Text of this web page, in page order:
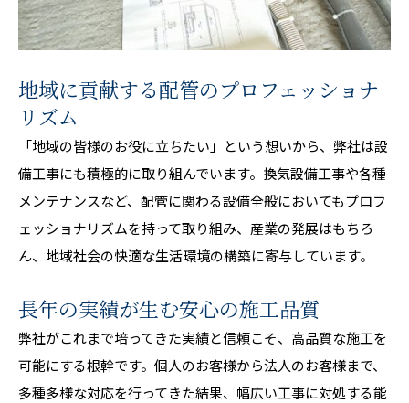
地域に貢献する配管のプロフェッショナ
リズム
「地域の皆様のお役に立ちたい」という想いから、弊社は設
備工事にも積極的に取り組んでいます。換気設備工事や各種
メンテナンスなど、配管に関わる設備全般においてもプロフ
ェッショナリズムを持って取り組み、産業の発展はもちろ
ん、地域社会の快適な生活環境の構築に寄与しています。
長年の実績が生む安心の施工品質
弊社がこれまで培ってきた実績と信頼こそ、高品質な施工を
可能にする根幹です。個人のお客様から法人のお客様まで、
多種多様な対応を行ってきた結果、幅広い工事に対処する能